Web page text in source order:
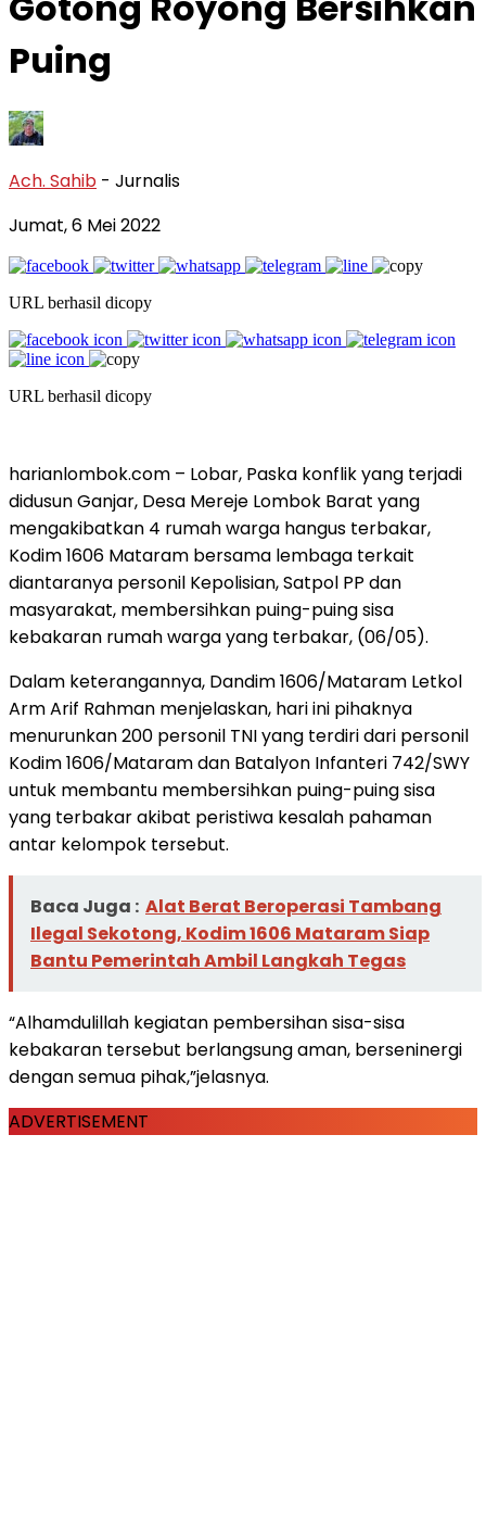
Puing
Ach. Sahib - Jurnalis
Jumat, 6 Mei 2022
URL berhasil dicopy
URL berhasil dicopy
harianlombok.com – Lobar, Paska konflik yang terjadi
didusun Ganjar, Desa Mereje Lombok Barat yang
mengakibatkan 4 rumah warga hangus terbakar,
Kodim 1606 Mataram bersama lembaga terkait
diantaranya personil Kepolisian, Satpol PP dan
masyarakat, membersihkan puing-puing sisa
kebakaran rumah warga yang terbakar, (06/05).
Dalam keterangannya, Dandim 1606/Mataram Letkol
Arm Arif Rahman menjelaskan, hari ini pihaknya
menurunkan 200 personil TNI yang terdiri dari personil
Kodim 1606/Mataram dan Batalyon Infanteri 742/SWY
untuk membantu membersihkan puing-puing sisa
yang terbakar akibat peristiwa kesalah pahaman
antar kelompok tersebut.
Baca Juga : Alat Berat Beroperasi Tambang
Ilegal Sekotong, Kodim 1606 Mataram Siap
Bantu Pemerintah Ambil Langkah Tegas
“Alhamdulillah kegiatan pembersihan sisa-sisa
kebakaran tersebut berlangsung aman, berseninergi
dengan semua pihak,”jelasnya.
ADVERTISEMENT